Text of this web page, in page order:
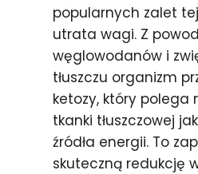
popularnych zalet
utrata wagi. Z
węglowodanów i
tłuszczu organizm
ketozy, który polega
tkanki tłuszczowej
źródła energii. To
skuteczną redukcję